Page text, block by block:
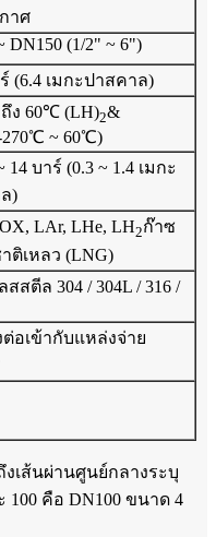
าศ
DN150 (1/2" ~ 6")
(6.4 เมกะปาสคาล)
ง 60℃ (LH)2&
270℃ ~ 60℃)
14 บาร์ (0.3 ~ 1.4 เมกะ
)
LAr, LHe, LH2ก๊าซ
ติเหลว (LNG)
สสตีล 304 / 304L / 316 /
อเข้ากับแหล่งจ่าย
งเส้นผ่านศูนย์กลางระบุ
100 คือ DN100 ขนาด 4